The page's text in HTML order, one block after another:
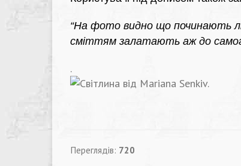
“На фото видно що починають
сміттям залатають аж до
.
Переглядів: 720